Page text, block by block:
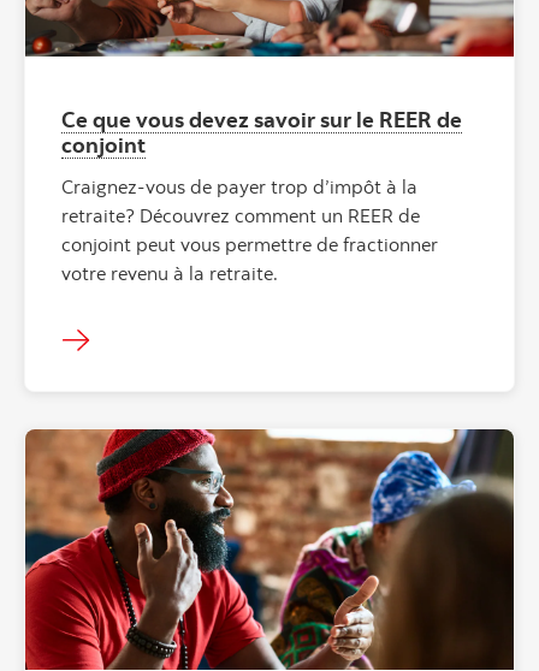
Ce que vous devez savoir sur le REER de
conjoint
Craignez-vous de payer trop d’impôt à la
retraite? Découvrez comment un REER de
conjoint peut vous permettre de fractionner
votre revenu à la retraite.